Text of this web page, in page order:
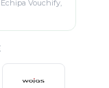
Echipa Vouchify,